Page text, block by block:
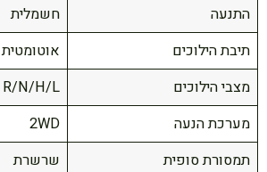
התנעה
חשמלית
תיבת הילוכים
אוטומטית
מצבי הילוכים
R/N/H/L
מערכת הנעה
2WD
תמסורת סופית
שרשרת